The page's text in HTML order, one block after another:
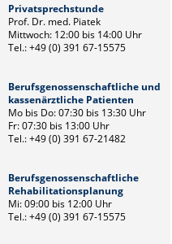
Privatsprechstunde
Prof. Dr. med. Piatek
Mittwoch: 12:00 bis 14:00 Uhr
Tel.: +49 (0) 391 67-15575
Berufsgenossenschaftliche und
kassenärztliche Patienten
Mo bis Do: 07:30 bis 13:30 Uhr
Fr: 07:30 bis 13:00 Uhr
Tel.: +49 (0) 391 67-21482
Berufsgenossenschaftliche
Rehabilitationsplanung
Mi: 09:00 bis 12:00 Uhr
Tel.: +49 (0) 391 67-15575